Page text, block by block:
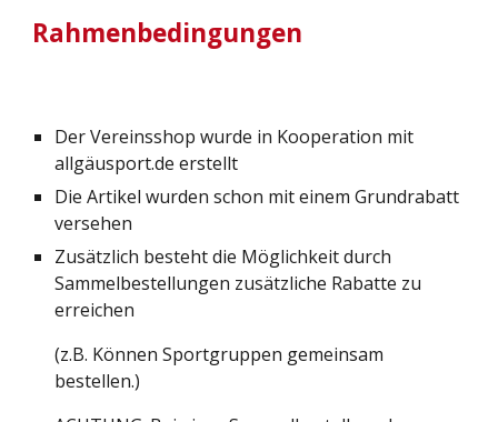
Rahmenbedingungen
Der Vereinsshop wurde in Kooperation mit
allgäusport.de erstellt
Die Artikel wurden schon mit einem Grundrabatt
versehen
Zusätzlich besteht die Möglichkeit durch
Sammelbestellungen zusätzliche Rabatte zu
erreichen
(z.B. Können Sportgruppen gemeinsam
bestellen.)